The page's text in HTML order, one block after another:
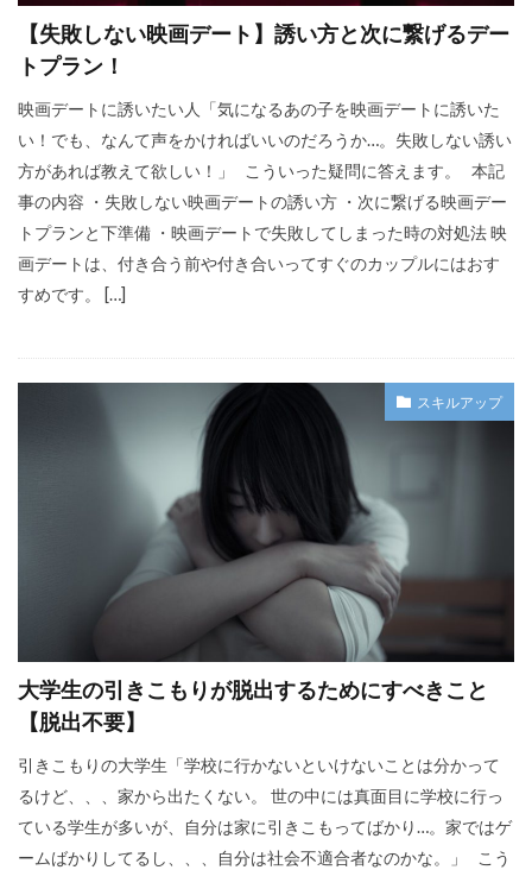
【失敗しない映画デート】誘い方と次に繋げるデー
トプラン！
映画デートに誘いたい人「気になるあの子を映画デートに誘いた
い！でも、なんて声をかければいいのだろうか…。失敗しない誘い
方があれば教えて欲しい！」 こういった疑問に答えます。 本記
事の内容 ・失敗しない映画デートの誘い方 ・次に繋げる映画デー
トプランと下準備 ・映画デートで失敗してしまった時の対処法 映
画デートは、付き合う前や付き合いってすぐのカップルにはおす
すめです。 […]
スキルアップ
大学生の引きこもりが脱出するためにすべきこと
【脱出不要】
引きこもりの大学生「学校に行かないといけないことは分かって
るけど、、、家から出たくない。 世の中には真面目に学校に行っ
ている学生が多いが、自分は家に引きこもってばかり…。家ではゲ
ームばかりしてるし、、、自分は社会不適合者なのかな。」 こう